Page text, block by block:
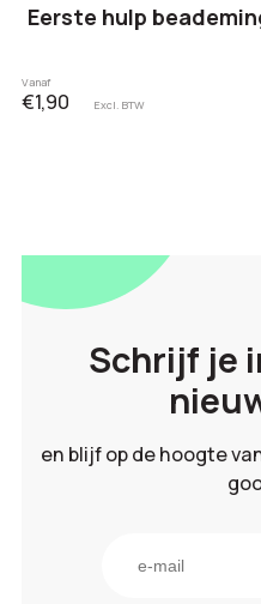
Eerste hulp
Vanaf
€1,90 Excl. BTW
Schrijf je
en blijf op de hoogte